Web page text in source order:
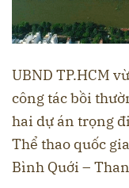
UBND TP.HCM
công tác bồi
hai dự án trọng
Thể thao quốc
Bình Quới –